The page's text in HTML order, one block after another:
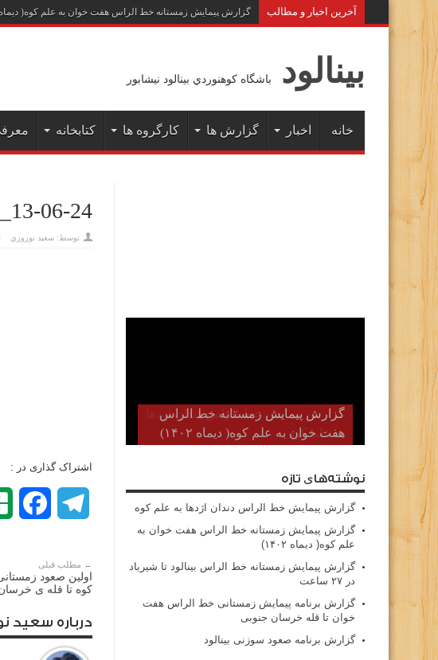
آخرين اخبار و مطالب گزارش پیمایش زمستانه خط الراس هفت خوان به علم کوه( دیماه
بينالود باشگاه كوهنوردي بينالود نيشابور
خانه اخبار گزارش ها کارگروه ها کتابخانه
06-24
توسط: سعيد نوروزي
اشتراک گذاری در :
Telegram
← مطلب قبلی
اولین صعود
کوه تا قله ی
درباره سعيد
گزارش پیمایش زمستانه خط الراس
هفت خوان به علم کوه( دیماه ۱۴۰۲)
نوشته‌های تازه
گزارش پیمایش خط الراس دندان اژدها به علم کوه
گزارش پیمایش زمستانه خط الراس هفت خوان به
علم کوه( دیماه ۱۴۰۲)
گزارش پیمایش زمستانه خط الراس بینالود تا شیرباد
در ۲۷ ساعت
گزارش برنامه پیمایش زمستانی خط الراس هفت
خوان تا قله خرسان جنوبی
گزارش برنامه صعود سوزنی بینالود